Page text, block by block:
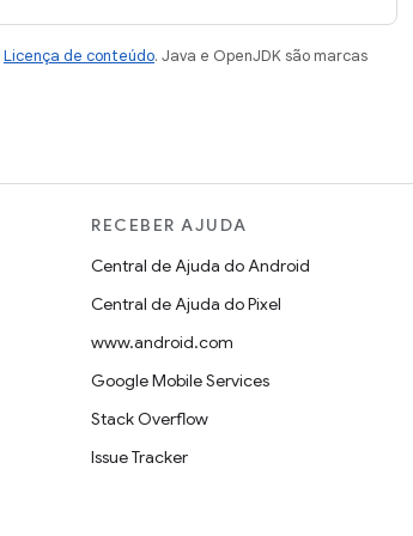
Licença de conteúdo. Java e OpenJDK são marcas
RECEBER AJUDA
Central de Ajuda do Android
Central de Ajuda do Pixel
www.android.com
Google Mobile Services
Stack Overflow
Issue Tracker